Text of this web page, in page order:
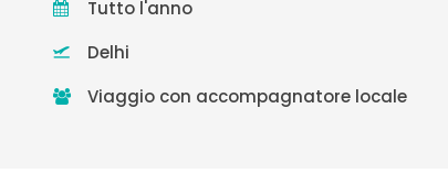
Tutto l'anno
Delhi
Viaggio con accompagnatore locale